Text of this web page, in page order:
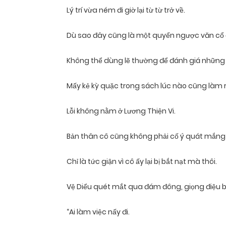
Lý trí vừa ném đi giờ lại từ từ trở về.
Dù sao đây cũng là một quyển ngược văn cổ
Không thể dùng lẽ thường để đánh giá
Mấy kẻ kỳ quặc trong sách lúc nào cũng
Lỗi không nằm ở Lương Thiện Vi.
Bản thân cô cũng không phải cố ý quát
Chỉ là tức giận vì cô ấy lại bị bắt nạt mà thôi.
Vệ Diểu quét mắt qua đám đông, giọng điệu
“Ai làm việc nấy đi.